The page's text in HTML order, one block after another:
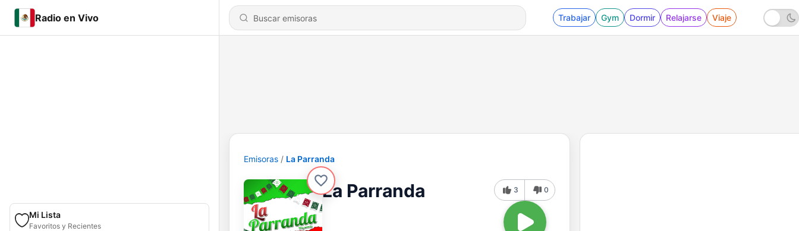
Radio en Vivo Trabajar Gym Dormir Relajarse Viaje
Mi Lista
Favoritos y Recientes
Emisoras La Parranda
La Parranda 3 0